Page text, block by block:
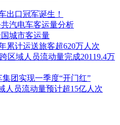
出口冠军诞生！
汽电车客运量分析
城市客运量
累计运送旅客超620万人次
区域人员流动量完成20119.4万
团实现一季度“开门红”
人员流动量预计超15亿人次